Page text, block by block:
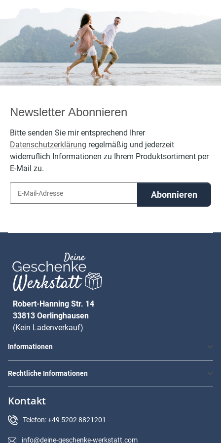
bestickt
personalisierbar
mit Namen
bestickt
personalisierbar
mit Namen
Newsletter Abonnieren
Bitte senden Sie mir entsprechend Ihrer
Datenschutzerklärung regelmäßig und jederzeit
widerruflich Informationen zu Ihrem Produktsortiment per
E-Mail zu.
Abonnieren
Robert-Hanning Str. 14
33813 Oerlinghausen
(Kein Ladenverkauf)
Informationen
Rechtliche Informationen
Kontakt
Telefon: +49 5202 8821201
info@deine-geschenke-werkstatt.com